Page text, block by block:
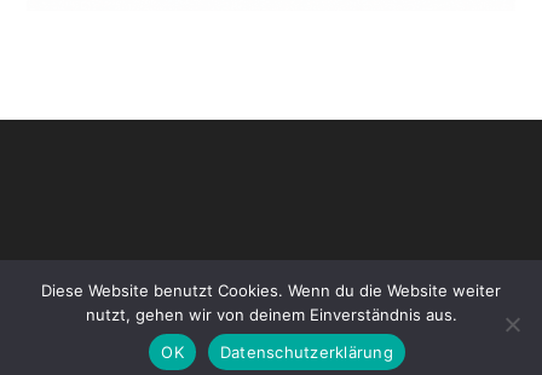
Copyright [oceanwp_date] - www.ki-defi.de
Diese Website benutzt Cookies. Wenn du die Website weiter
nutzt, gehen wir von deinem Einverständnis aus.
OK
Datenschutzerklärung